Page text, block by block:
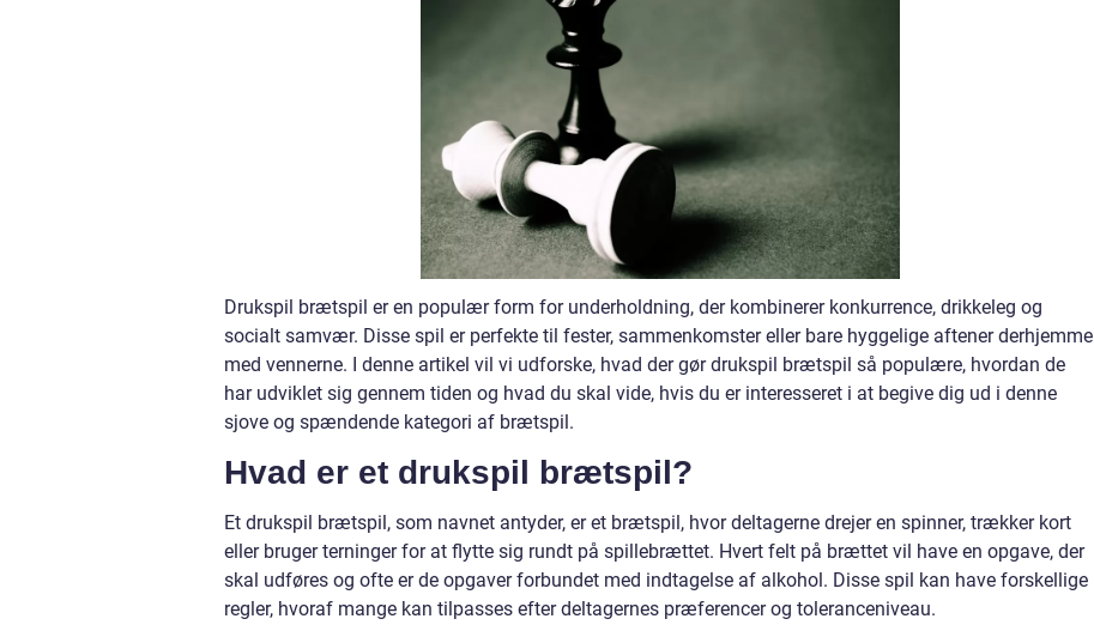
Drukspil brætspil er en populær form for underholdning, der kombinerer konkurrence, drikkeleg og
socialt samvær. Disse spil er perfekte til fester, sammenkomster eller bare hyggelige aftener derhjemme
med vennerne. I denne artikel vil vi udforske, hvad der gør drukspil brætspil så populære, hvordan de
har udviklet sig gennem tiden og hvad du skal vide, hvis du er interesseret i at begive dig ud i denne
sjove og spændende kategori af brætspil.
Hvad er et drukspil brætspil?
Et drukspil brætspil, som navnet antyder, er et brætspil, hvor deltagerne drejer en spinner, trækker kort
eller bruger terninger for at flytte sig rundt på spillebrættet. Hvert felt på brættet vil have en opgave, der
skal udføres og ofte er de opgaver forbundet med indtagelse af alkohol. Disse spil kan have forskellige
regler, hvoraf mange kan tilpasses efter deltagernes præferencer og toleranceniveau.